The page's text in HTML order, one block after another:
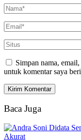
Simpan nama,
untuk komentar saya
Baca Juga